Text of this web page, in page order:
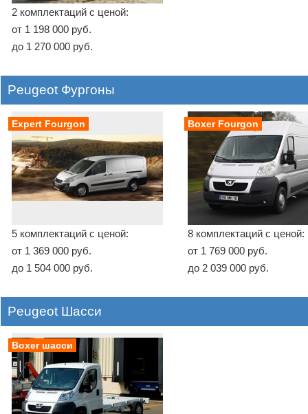
2 комплектаций с ценой:
от 1 198 000 руб.
до 1 270 000 руб.
Peugeot Фургоны
Expert Fourgon
5 комплектаций с ценой:
от 1 369 000 руб.
до 1 504 000 руб.
Boxer Fourgon
8 комплектаций с ценой:
от 1 769 000 руб.
до 2 039 000 руб.
Peugeot Шасси
Boxer шасси